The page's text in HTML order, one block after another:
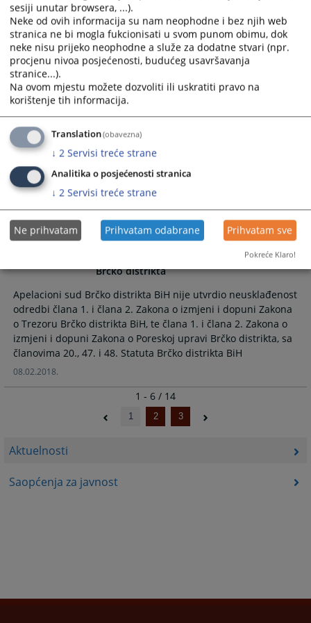
Aktuelnosti
Saopćenja za javnost
.
11.06.2021.
Strategija i akcioni plan za borbu protiv
korupcije
Strategija za borbu protiv korupcije u Brčko distriktu BiH i
akcioni plan za implementaciju strategije za borbu protiv
korupcije u Brčko distriktu BiH
04.10.2018.
Saopštenje za javnost i rješenje
Apelacionog suda koja se odnose na
Zakona o izmjeni i dopuni Zakona o
Trezoru Brčko distrikta BiH i Zakona o
izmjeni i dopuni Zakona o Poreskoj upravi
Brčko distrikta
Apelacioni sud Brčko distrikta BiH nije utvrdio neusklađenost
odredbi člana 1. i člana 2. Zakona o izmjeni i dopuni Zakona
o Trezoru Brčko distrikta BiH, te člana 1. i člana 2. Zakona o
izmjeni i dopuni Zakona o Poreskoj upravi Brčko distrikta, sa
članovima 20., 47. i 48. Statuta Brčko distrikta BiH
08.02.2018.
1 - 6 / 14
1 2 3
sesiji unutar browsera, ...).
Neke od ovih informacija su nam neophodne i bez njih web
stranica ne bi mogla fukcionisati u svom punom obimu, dok
neke nisu prijeko neophodne a služe za dodatne stvari (npr.
procjenu nivoa posjećenosti, budućeg usavršavanja
stranice...).
Na ovom mjestu možete dozvoliti ili uskratiti pravo na
korištenje tih informacija.
Translation(obavezna)
↓ 2 Servisi treće strane
Analitika o posjećenosti stranica
↓ 2 Servisi treće strane
Ne prihvatam Prihvatam odabrane Prihvatam sve
Pokreće Klaro!